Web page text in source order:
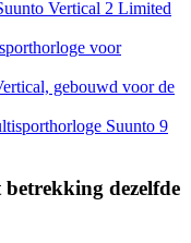
Vertical 2 Limited
voor
gebouwd voor de
Suunto 9
betrekking dezelfde